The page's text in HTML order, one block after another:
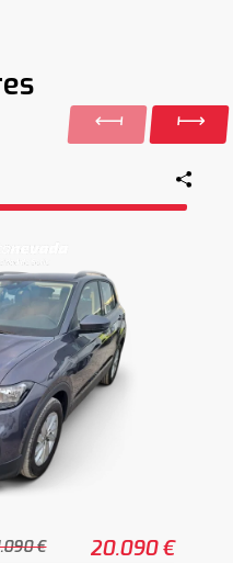
€ 20.090 €